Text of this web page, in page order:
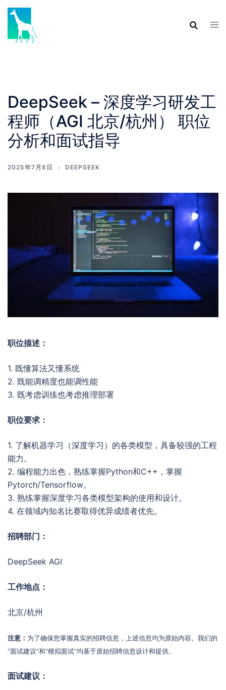
Skip
content
DeepSeek – 深度学习研发工
程师（AGI 北京/杭州） 职位
分析和面试指导
2025年7月8日 DEEPSEEK
职位描述：
1. 既懂算法又懂系统
2. 既能调精度也能调性能
3. 既考虑训练也考虑推理部署
职位要求：
1. 了解机器学习（深度学习）的各类模型，具备较强的工程
能力。
2. 编程能力出色，熟练掌握Python和C++，掌握
Pytorch/Tensorflow。
3. 熟练掌握深度学习各类模型架构的使用和设计。
4. 在领域内知名比赛取得优异成绩者优先。
招聘部门：
DeepSeek AGI
工作地点：
北京/杭州
注意： 为了确保您掌握真实的招聘信息，上述信息均为原始内容。我们的
“面试建议”和“模拟面试”均基于原始招聘信息设计和提供。
面试建议：